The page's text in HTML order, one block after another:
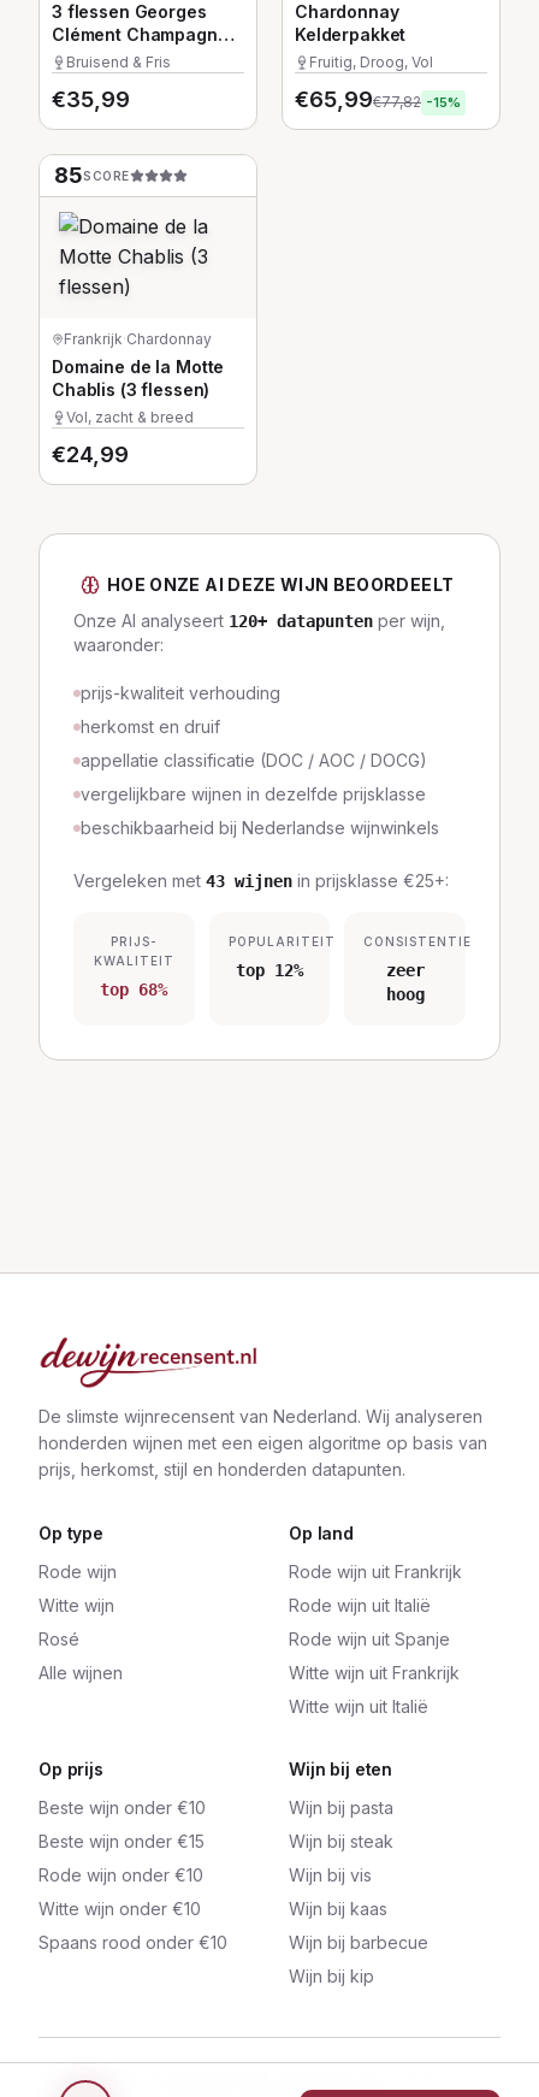
3 flessen Georges
Clément Champagne
Brut Probeerpakket
Bruisend & Fris
€35,99
Chardonnay
Kelderpakket
Fruitig, Droog, Vol
€65,99€77,82 -15%
85SCORE
Frankrijk·Chardonnay
Domaine de la Motte
Chablis (3 flessen)
Vol, zacht & breed
€24,99
HOE ONZE AI DEZE WIJN BEOORDEELT
Onze AI analyseert 120+ datapunten per wijn,
waaronder:
prijs-kwaliteit verhouding
herkomst en druif
appellatie classificatie (DOC / AOC / DOCG)
vergelijkbare wijnen in dezelfde prijsklasse
beschikbaarheid bij Nederlandse wijnwinkels
Vergeleken met 43 wijnen in prijsklasse €25+:
PRIJS-
KWALITEIT
top 68%
POPULARITEIT
top 12%
CONSISTENTIE
zeer
hoog
De slimste wijnrecensent van Nederland. Wij analyseren
honderden wijnen met een eigen algoritme op basis van
prijs, herkomst, stijl en honderden datapunten.
Op type
Rode wijn
Witte wijn
Rosé
Alle wijnen
Op land
Rode wijn uit Frankrijk
Rode wijn uit Italië
Rode wijn uit Spanje
Witte wijn uit Frankrijk
Witte wijn uit Italië
Op prijs
Beste wijn onder €10
Beste wijn onder €15
Rode wijn onder €10
Witte wijn onder €10
Spaans rood onder €10
Wijn bij eten
Wijn bij pasta
Wijn bij steak
Wijn bij vis
Wijn bij kaas
Wijn bij barbecue
Wijn bij kip
©